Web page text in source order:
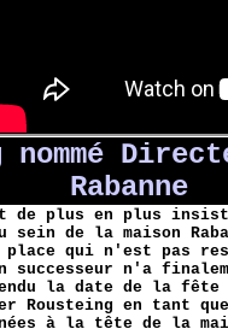
Rabanne
de plus en plus
de la maison
qui n'est pas
successeur n'a
la date de la
Rousteing en tant
à la tête de la